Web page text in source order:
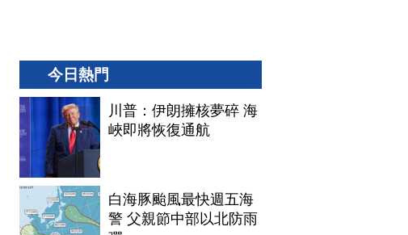
今日熱門
川普：伊朗擁核夢碎 海
峽即將恢復通航
白海豚颱風最快週五海
警 父親節中部以北防雨